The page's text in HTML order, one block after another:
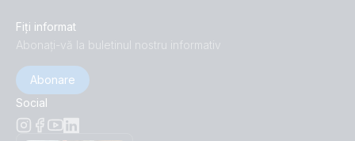
Fiți informat
Abonați-vă la buletinul nostru informativ
Abonare
Social